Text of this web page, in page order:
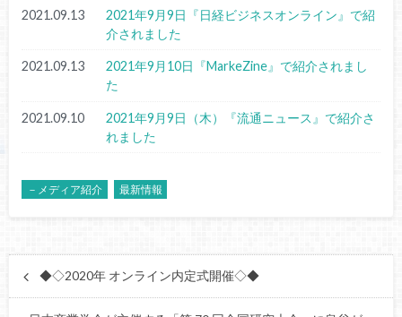
2021.09.13
2021年9月9日『日経ビジネスオンライン』で紹
介されました
2021.09.13
2021年9月10日『MarkeZine』で紹介されまし
た
2021.09.10
2021年9月9日（木）『流通ニュース』で紹介さ
れました
－メディア紹介 最新情報
◆◇2020年 オンライン内定式開催◇◆